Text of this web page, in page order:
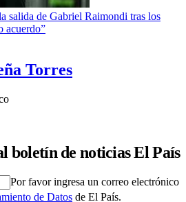
salida de Gabriel Raimondi tras los
acuerdo”
Torres
boletín de noticias El País
Por favor ingresa un correo electrónico
de Datos de El País.